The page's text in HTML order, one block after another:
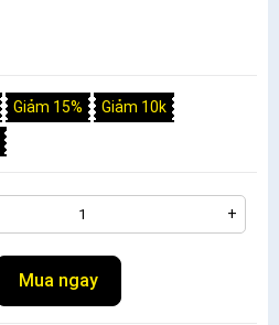
Giảm 15%
Giảm 10k
+
Mua ngay